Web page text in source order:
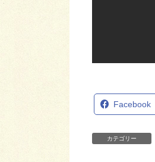
Facebook
カテゴリー